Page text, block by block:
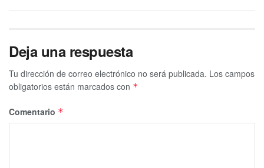
Deja una respuesta
Tu dirección de correo electrónico no será publicada. Los campos
obligatorios están marcados con *
Comentario *